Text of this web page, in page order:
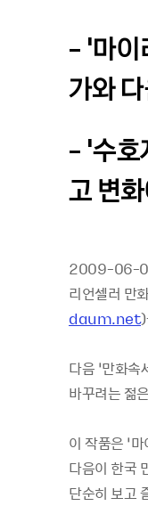
- ‘마
가와
- ‘수
고 변
2009-06-
리언셀러 만
daum.net
다음 ‘만화속
바꾸려는 젊
이 작품은 ‘
다음이 한국
단순히 보고